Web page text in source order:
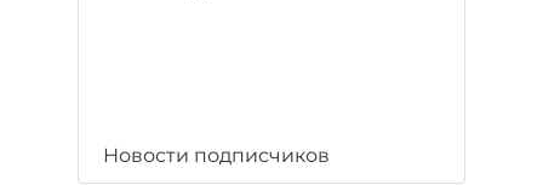
Новости подписчиков